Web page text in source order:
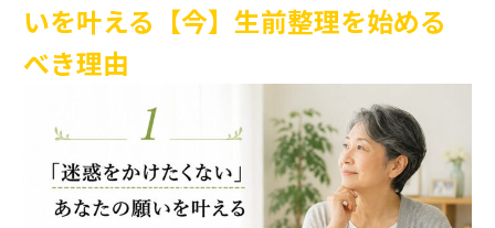
いを叶える【今】生前整理を始める
べき理由